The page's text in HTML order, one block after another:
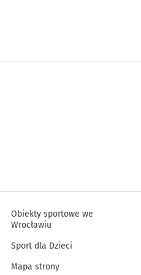
Obiekty sportowe we
Wrocławiu
Sport dla Dzieci
Mapa strony